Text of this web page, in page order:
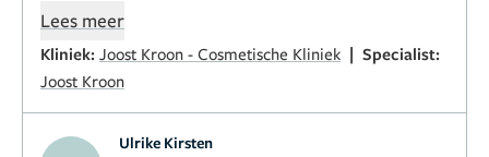
Uitleg en begeleiding zijn perfect.
Lees meer
Kliniek: Joost Kroon - Cosmetische Kliniek | Specialist:
Joost Kroon
Ulrike Kirsten